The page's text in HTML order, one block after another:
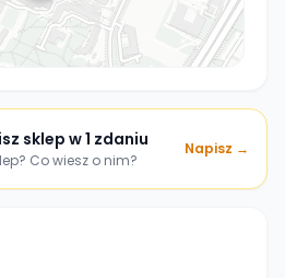
sklep w 1 zdaniu
Co wiesz o nim?
Napisz →